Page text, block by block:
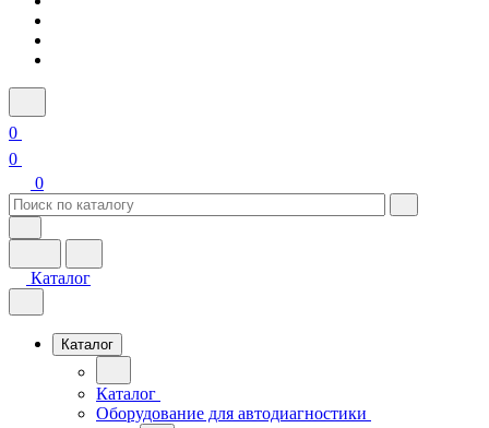
0
0
0
Каталог
Каталог
Каталог
Оборудование для автодиагностики